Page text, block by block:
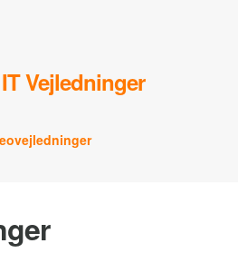
IT Vejledninger